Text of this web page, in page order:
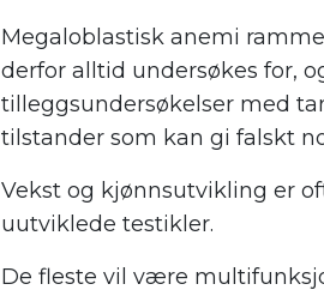
Megaloblastisk anemi
derfor alltid undersøkes for,
tilleggsundersøkelser med
tilstander som kan gi falskt
Vekst og kjønnsutvikling er
uutviklede testikler.
De fleste vil være